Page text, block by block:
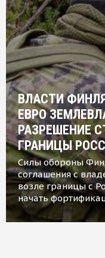
ВЛАСТИ
ЕВРО
РАЗРЕШЕНИЕ
ГРАНИЦЫ
Силы обороны
соглашения с
возле границы с
начать